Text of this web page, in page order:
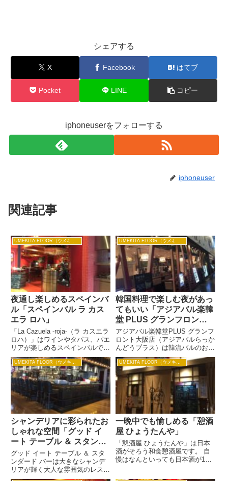
シェアする
X Facebook はてブ
Pocket LINE コピー
iphoneuserをフォローする
iphoneuser
関連記事
夜通し楽しめるスペインバ
ル「スペインバル ラ カス
エラ ロハ」
「La Cazuela -roja-（ラ カスエラ
ロハ）」はワインやタパス、パエ
リアが楽しめるスペインバルで
す。 カスエラはスペイン語で
「鍋」、ロハは情熱の「赤」とい
う意味だそうです。 おすすめは
やっぱりパエリアです。 海の幸
と山の幸のミ...
韓国料理で楽しむ夜があっ
てもいい「アジアバル楽韓
堂 PLUS グランフロント
大阪店」
アジアバル楽韓堂PLUS グランフ
ロント大阪店（アジアバルらっか
んどうプラス）は韓流バルのお店
です。 オリエンタルリゾートを
イメージしたバルで、インスタ映
えするフォトジェニックなメニュ
ーがいっぱいあり、女性客の人気
を集めています。 スンドゥ...
UMEKITA FLOOR（ウメキタフロア）
シャンデリアに彩られたお
しゃれな空間「グッド イ
ート テーブル ＆ スタンダ
ード バー」
グッド イート テーブル ＆ スタ
ンダード バーは大きなシャンデ
リアが輝く大人な雰囲気のレスト
ランです。 ワインとカクテルが
UMEKITA FLOOR（ウメキタフロア）
一晩中でも愉しめる「憩酒
屋 ひょうたんや」
「憩酒屋 ひょうたんや」は日本
酒がそろう和食憩酒屋です。 自
慢はなんといっても日本酒が100